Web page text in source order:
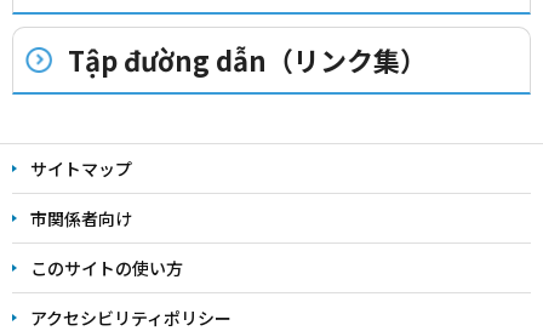
Tập đường dẫn（リンク集）
文
こ
こ
ま
で
サイトマップ
市関係者向け
このサイトの使い方
アクセシビリティポリシー